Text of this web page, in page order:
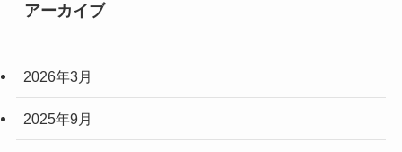
アーカイブ
2026年3月
2025年9月